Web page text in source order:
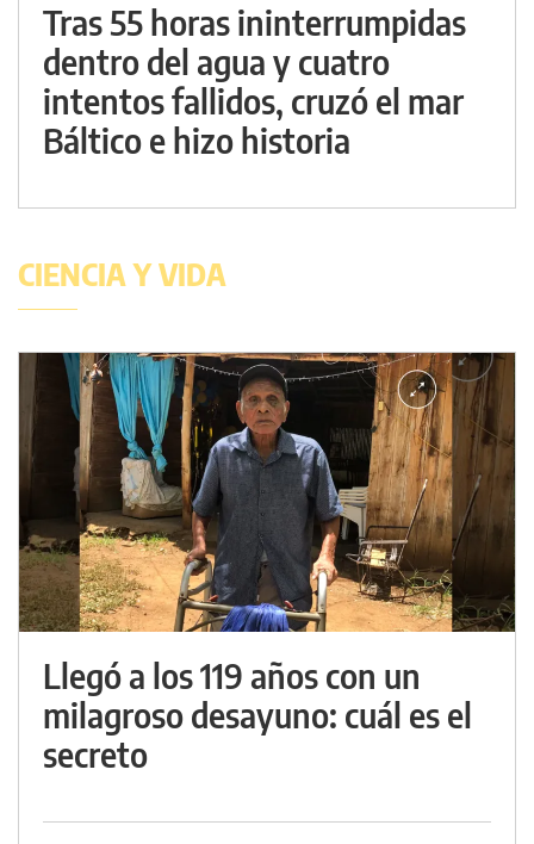
Tras 55 horas ininterrumpidas
dentro del agua y cuatro
intentos fallidos, cruzó el mar
Báltico e hizo historia
CIENCIA Y VIDA
Llegó a los 119 años con un
milagroso desayuno: cuál es el
secreto